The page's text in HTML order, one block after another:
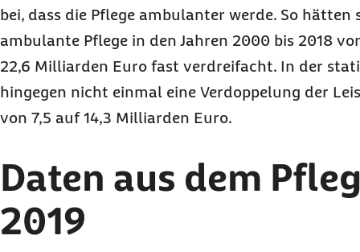
bei, dass die Pflege ambulanter werde. So hätten
ambulante Pflege in den Jahren 2000 bis 2018
22,6 Milliarden Euro fast verdreifacht. In der
hingegen nicht einmal eine Verdoppelung der
von 7,5 auf 14,3 Milliarden Euro.
Daten aus dem
2019